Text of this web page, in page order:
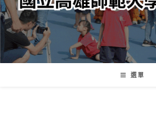
容
選單